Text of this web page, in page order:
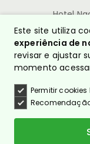
Hotel
Este site utiliza
experiência de
revisar e ajustar
momento
Permitir